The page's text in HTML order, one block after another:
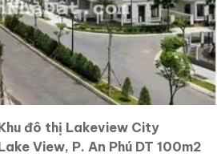
đô thị Lakeview City
View, P. An Phú DT 100m2